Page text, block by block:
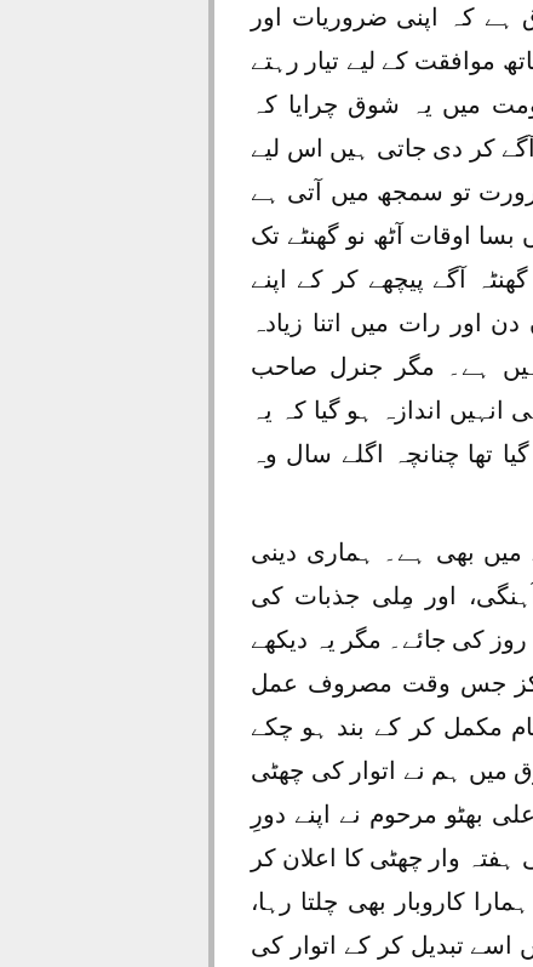
کہ اپنی ضروریات اور
موافقت کے لیے تیار رہتے
میں یہ شوق چرایا کہ
کر دی جاتی ہیں اس لیے
تو سمجھ میں آتی ہے
اوقات آٹھ نو گھنٹے تک
آگے پیچھے کر کے اپنے
اور رات میں اتنا زیادہ
ہے۔ مگر جنرل صاحب
اندازہ ہو گیا کہ یہ
چنانچہ اگلے سال وہ
بھی ہے۔ ہماری دینی
اور مِلی جذبات کی
کی جائے۔ مگر یہ دیکھے
جس وقت مصروف عمل
مکمل کر کے بند ہو چکے
میں ہم نے اتوار کی چھٹی
بھٹو مرحوم نے اپنے دورِ
وار چھٹی کا اعلان کر
کاروبار بھی چلتا رہا،
تبدیل کر کے اتوار کی